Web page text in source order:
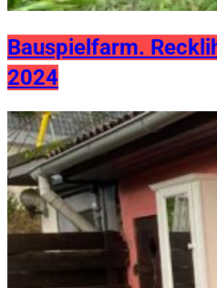
Bauspielfarm.
2024